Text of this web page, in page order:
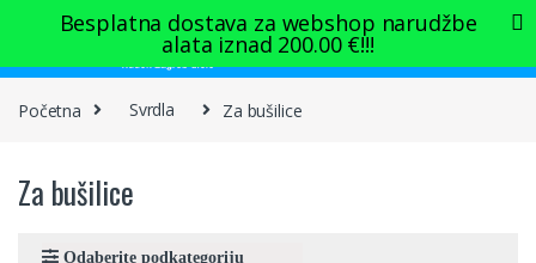
Skip to navigation
Skip to content
Početna Svrdla Za bušilice
Za bušilice
Besplatna dostava za webshop narudžbe
alata iznad 200.00 €!!!